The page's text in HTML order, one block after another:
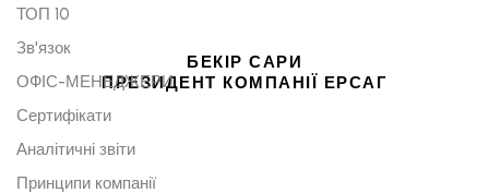
БЕКІР САРИ
ПРЕЗИДЕНТ КОМПАНІЇ ЕРСАГ
ТОП 10
Зв'язок
ОФІС-МЕНЕДЖЕРИ
Сертифікати
Аналітичні звіти
Принципи компанії